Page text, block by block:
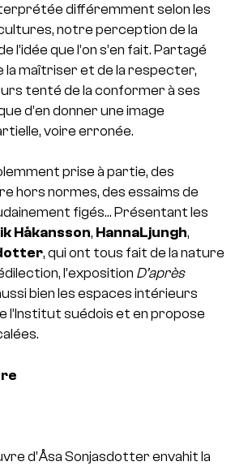
différemment selon les
notre perception de la
l’idée que l’on s’en fait. Partagé
la maîtriser et de la respecter,
tenté de la conformer à ses
d’en donner une image
voire erronée.
prise à partie, des
hors normes, des essaims de
figés… Présentant les
Håkansson, HannaLjungh,
, qui ont tous fait de la nature
l’exposition D’après
bien les espaces intérieurs
l’Institut suédois et en propose
d’Åsa Sonjasdotter envahit la